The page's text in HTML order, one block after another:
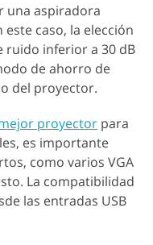
una aspiradora
caso, la elección
ruido inferior a 30 dB
de ahorro de
del proyector.
proyector para
es importante
como varios VGA
La compatibilidad
las entradas USB